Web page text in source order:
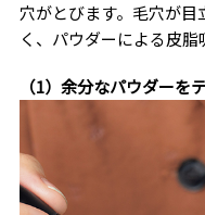
穴がとびます。毛穴が
く、パウダーによる皮脂
（1）余分なパウダーを